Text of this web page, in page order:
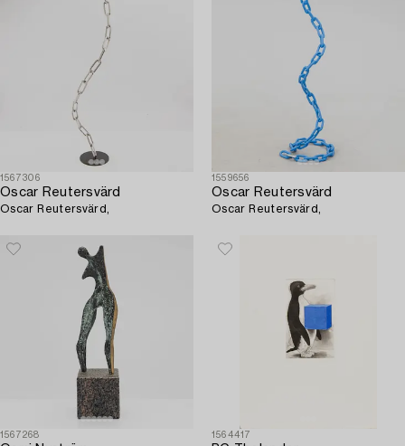
1567306
Oscar Reutersvärd
Oscar Reutersvärd,
1559656
Oscar Reutersvärd
Oscar Reutersvärd,
1567268 1564417